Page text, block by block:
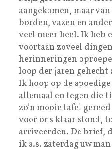
aangekomen, maar
borden, vazen en
veel meer heel. Ik heb
voortaan zoveel
herinneringen
loop der jaren
Ik hoop op de
allemaal en tegen die
zo’n mooie tafel
voor ons klaar stond,
arriveerden. De brief,
ik a.s. zaterdag uw